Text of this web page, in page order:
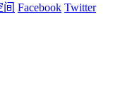
间 Facebook Twitter